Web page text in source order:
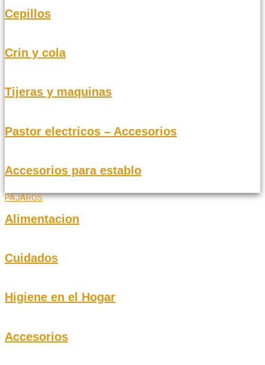
Cepillos
Crin y cola
Tijeras y maquinas
Pastor electricos – Accesorios
Accesorios para establo
PAJAROS
Alimentacion
Cuidados
Higiene en el Hogar
Accesorios